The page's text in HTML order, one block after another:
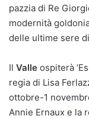
pazzia di Re
modernità
delle ultime sere
Il Valle ospiterà
regia di Lisa
ottobre-1
Annie Ernaux e la